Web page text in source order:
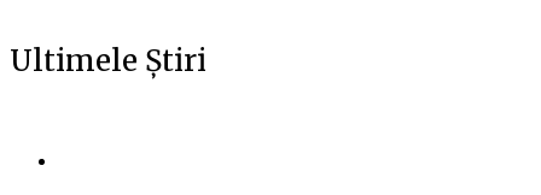
Ultimele Știri